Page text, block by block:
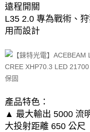
遠程開關
L35 2.0 專為戰術、
用而設計
產品特色：
▲ 最大輸出 5000 流
大投射距離 650 公尺